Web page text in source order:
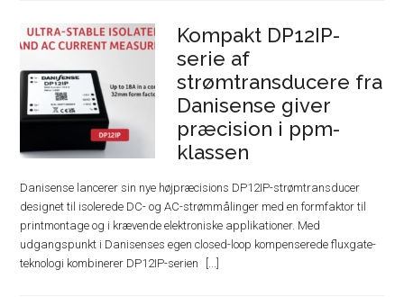
Kompakt DP12IP-
serie af
strømtransducere fra
Danisense giver
præcision i ppm-
klassen
Danisense lancerer sin nye højpræcisions DP12IP-strømtransducer
designet til isolerede DC- og AC-strømmålinger med en formfaktor til
printmontage og i krævende elektroniske applikationer. Med
udgangspunkt i Danisenses egen closed-loop kompenserede fluxgate-
teknologi kombinerer DP12IP-serien